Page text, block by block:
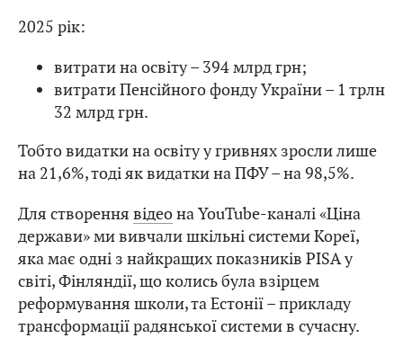
2025 рік:
витрати на освіту – 394 млрд грн;
витрати Пенсійного фонду України – 1 трлн
32 млрд грн.
Тобто видатки на освіту у гривнях зросли лише
на 21,6%, тоді як видатки на ПФУ – на 98,5%.
Для створення відеона YouTube-каналі «Ціна
держави» ми вивчали шкільні системи Кореї,
яка має одні з найкращих показників PISA у
світі, Фінляндії, що колись була взірцем
реформування школи, та Естонії – прикладу
трансформації радянської системи в сучасну.